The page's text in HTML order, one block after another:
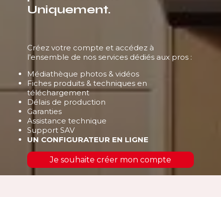
Uniquement.
Créez votre compte et accédez à
l’ensemble de nos services dédiés aux pros :
Médiathèque photos & vidéos
Fiches produits & techniques en
téléchargement
Délais de production
Garanties
Assistance technique
Support SAV
UN CONFIGURATEUR EN LIGNE
Je souhaite créer mon compte